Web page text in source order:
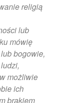
religią
lub
mówię
bogowie,
możliwie
ich
brakiem